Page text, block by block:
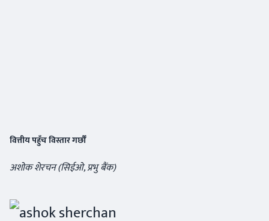
वित्तीय पहुँच विस्तार गर्छौँ
अशोक शेरचन (सिईओ, प्रभु बैंक)